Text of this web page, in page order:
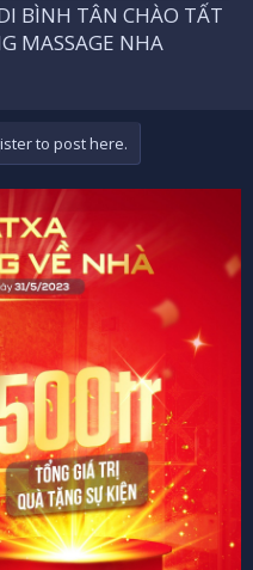
BÌNH TÂN CHÀO TẤT
MASSAGE NHA
to post here.